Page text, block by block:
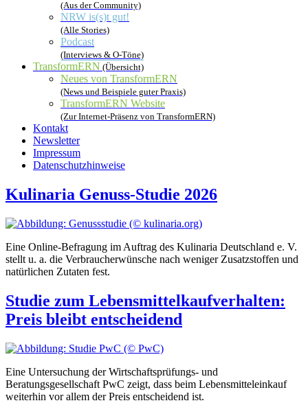
(Aus der Community)
NRW is(s)t gut!
(Alle Stories)
Podcast
(Interviews & O-Töne)
TransformERN (Übersicht)
Neues von TransformERN
(News und Beispiele guter Praxis)
TransformERN Website
(Zur Internet-Präsenz von TransformERN)
Kontakt
Newsletter
Impressum
Datenschutzhinweise
Kulinaria Genuss-Studie 2026
Eine Online-Befragung im Auftrag des Kulinaria Deutschland e. V.
stellt u. a. die Verbraucherwünsche nach weniger Zusatzstoffen und
natürlichen Zutaten fest.
Studie zum Lebensmittelkaufverhalten:
Preis bleibt entscheidend
Eine Untersuchung der Wirtschaftsprüfungs- und
Beratungsgesellschaft PwC zeigt, dass beim Lebensmitteleinkauf
weiterhin vor allem der Preis entscheidend ist.